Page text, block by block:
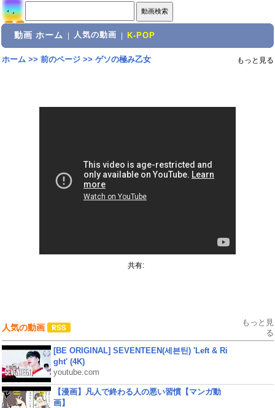
動画 ホーム 人気の動画 K-POP
ホーム>> 前のページ>> ゲソの極み乙女 もっと見る
共有:
人気の動画
もっと見
る
[BE ORIGINAL] SEVENTEEN(세븐틴) 'Left & Ri
ght' (4K)
youtube.com
【漫画】凡人で終わる人の悪い習慣【マンガ動
画】